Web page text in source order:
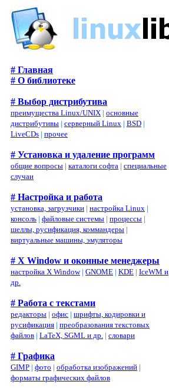
# Главная
# О библиотеке
# Выбор дистрибутива
преимущества Linux/UNIX | основные
дистрибутивы | серверный Linux | BSD |
LiveCDs | прочее
# Установка и удаление программ
общие вопросы | каталоги софта | специальные
случаи
# Настройка и работа
установка, загрузчики | настройка Linux |
консоль | файловые системы | процессы |
шеллы, русификация, коммандеры |
виртуальные машины, эмуляторы
# X Window и оконные менеджеры
настройка X Window| GNOME | KDE | IceWM и
др.
# Работа с текстами
редакторы | офис | шрифты, кодировки и
русификация | преобразования текстовых
файлов | LaTeX, SGML и др. | словари
# Графика
GIMP | фото | обработка изображений |
форматы графических файлов